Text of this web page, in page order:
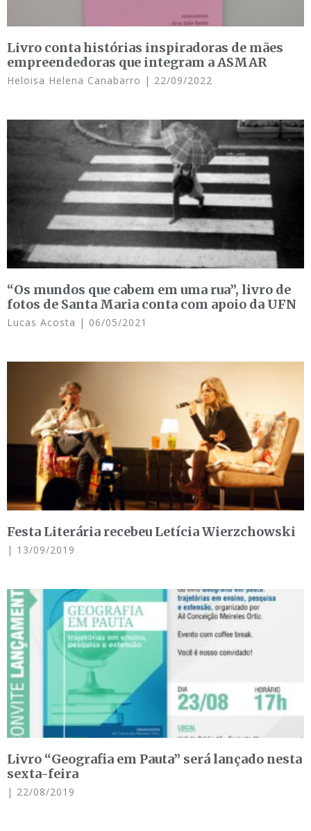
Livro conta histórias inspiradoras de mães
empreendedoras que integram a ASMAR
Heloisa Helena Canabarro 22/09/2022
“Os mundos que cabem em uma rua”, livro de
fotos de Santa Maria conta com apoio da UFN
Lucas Acosta 06/05/2021
Festa Literária recebeu Letícia Wierzchowski
13/09/2019
Livro “Geografia em Pauta” será lançado nesta
sexta-feira
22/08/2019